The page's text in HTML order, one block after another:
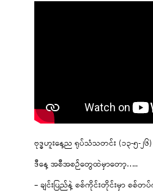
ဗုဒ္ဓဟူးနေ့ည ရုပ်သံသတင်း (၁၃-၅-၂၆)
ဒီနေ့ အစီအစဉ်တွေထဲမှာတော့…..
– ချင်းပြည်နဲ့ စစ်ကိုင်းတိုင်းမှာ စစ်